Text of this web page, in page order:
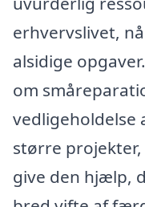
erhvervslivet,
alsidige
om
vedligeholdelse
større
give den hjælp,